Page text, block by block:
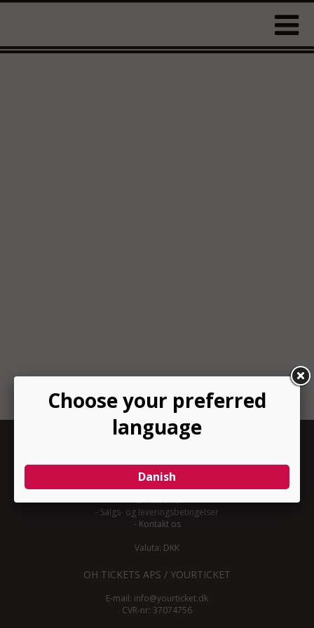
INFORMATION
-Om YourTicket
Bliv arrangør
-Arrangør login
-Donationer
- Salgs- og leveringsbetingelser
- Kontakt os
Valuta: DKK
OH TICKETS APS / YOURTICKET
E-mail: info@yourticket.dk
CVR-nr: 37074756